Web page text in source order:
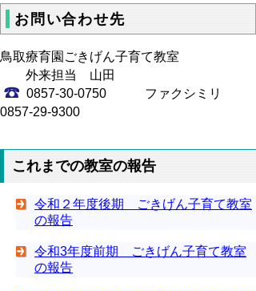
お問い合わせ先
鳥取療育園ごきげん子育て教室
外来担当 山田
0857-30‐0750 ファクシミリ
0857-29-9300
これまでの教室の報告
令和２年度後期 ごきげん子育て教室
の報告
令和3年度前期 ごきげん子育て教室
の報告